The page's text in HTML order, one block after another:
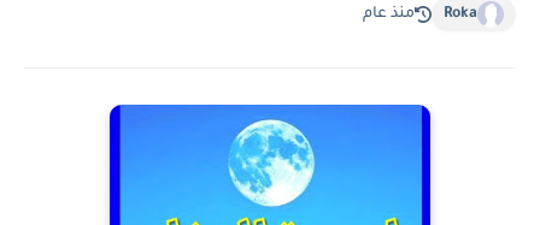
Roka منذ عام